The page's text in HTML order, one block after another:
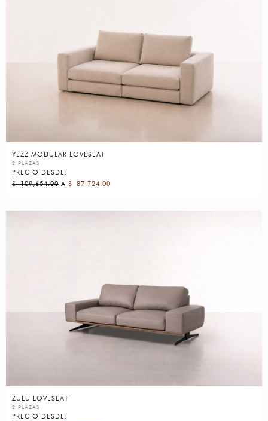
YEZZ MODULAR LOVESEAT
2 PLAZAS
PRECIO DESDE:
$109,654.00 A $ 87,724.00
ZULU LOVESEAT
2 PLAZAS
PRECIO DESDE: